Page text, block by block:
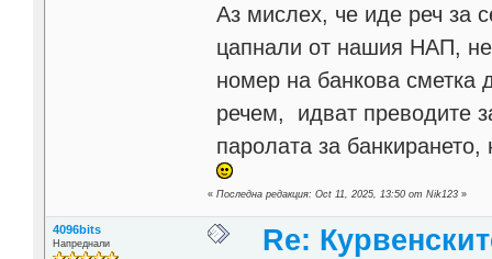
Аз мислех, че иде реч за
цапнали от нашия НАП,
номер на банкова сметка
речем, идват преводите
паролата за
«Последна редакция: Oct 11, 2025, 13:50 от Nik123 »
4096bits
Напреднали Re: